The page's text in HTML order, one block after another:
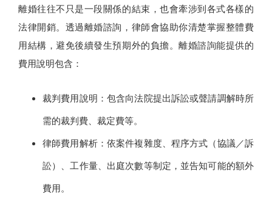
離婚往往不只是一段關係的結束，也會牽涉到各式各樣的
法律開銷。透過離婚諮詢，律師會協助你清楚掌握整體費
用結構，避免後續發生預期外的負擔。離婚諮詢能提供的
費用說明包含：
裁判費用說明：包含向法院提出訴訟或聲請調解時所
需的裁判費、裁定費等。
律師費用解析：依案件複雜度、程序方式（協議／訴
訟）、工作量、出庭次數等制定，並告知可能的額外
費用。